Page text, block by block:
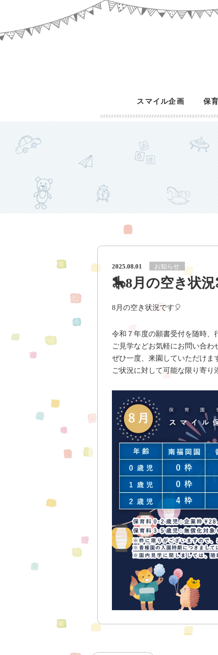
スマイル企画 保
2025.08.01 お知らせ
🎠8月の空き状況
8月の空き状況です🎈
令和７年度の願書受付を随時、
ご見学などお気軽にお問い合わ
ぜひ一度、来園していただけま
ご状況に対して可能な限り寄